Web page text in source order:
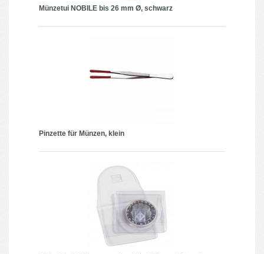
Münzetui NOBILE bis 26 mm Ø, schwarz
Pinzette für Münzen, klein